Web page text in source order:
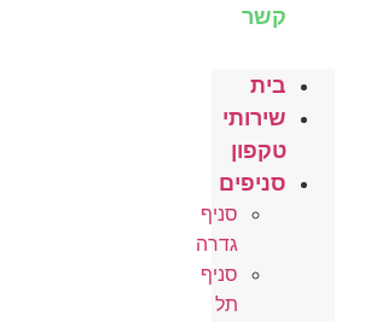
קשר
בית
שירותי
טקפון
סניפים
סניף
גדרה
סניף
תל